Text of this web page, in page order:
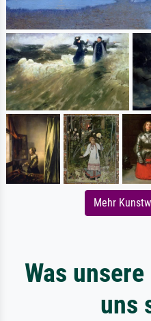
Mehr
Was
uns